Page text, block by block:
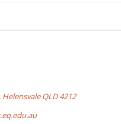
QLD 4212